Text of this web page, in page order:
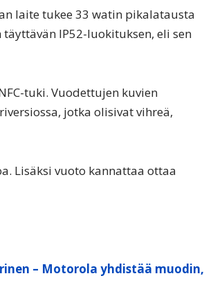
laite tukee 33 watin pikalatausta
IP52-luokituksen, eli sen
tuki. Vuodettujen kuvien
jotka olisivat vihreä,
Lisäksi vuoto kannattaa ottaa
– Motorola yhdistää muodin,